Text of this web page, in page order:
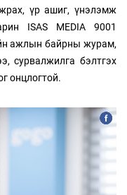
үр ашиг, үнэлэмж
ISAS MEDIA 9001
ажлын байрны журам,
сурвалжилга бэлтгэх
онцлогтой.